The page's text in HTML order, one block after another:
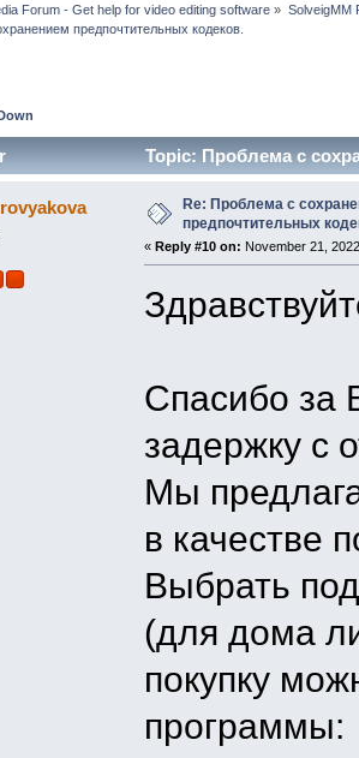
Forum - Get help for video editing software » SolveigMM
предпочтительных кодеков.
Topic: Проблема с
Re: Проблема с
предпочтительных
« Reply #10 on: November 21,
Спасибо за
задержку с
Мы
в качестве
Выбрать
(для дома
покупку
программы: